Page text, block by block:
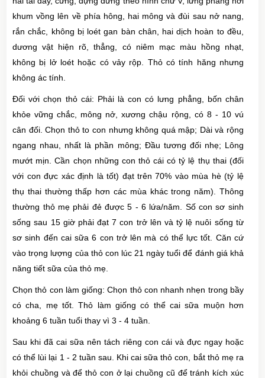
khum vồng lên về phía hông, hai mông và đùi sau nở nang,
rắn chắc, không bị loét gan bàn chân, hai dịch hoàn to đều,
dương vật hiện rõ, thẳng, có niêm mạc màu hồng nhạt,
không bị lở loét hoặc có vảy rộp. Thỏ có tính hăng nhưng
không ác tính.
Đối với chọn thỏ cái: Phải là con có lưng phẳng, bốn chân
khỏe vững chắc, mông nở, xương chậu rộng, có 8 - 10 vú
cân đối. Chọn thỏ to con nhưng không quá mập; Dài và rộng
ngang nhau, nhất là phần mông; Đầu tương đối nhẹ; Lông
mướt mịn. Cần chọn những con thỏ cái có tỷ lệ thụ thai (đối
với con đực xác định là tốt) đạt trên 70% vào mùa hè (tỷ lệ
thụ thai thường thấp hơn các mùa khác trong năm). Thông
thường thỏ mẹ phải đẻ được 5 - 6 lứa/năm. Số con sơ sinh
sống sau 15 giờ phải đạt 7 con trở lên và tỷ lệ nuôi sống từ
sơ sinh đến cai sữa 6 con trở lên mà có thể lực tốt. Căn cứ
vào trọng lượng của thỏ con lúc 21 ngày tuổi để đánh giá khả
năng tiết sữa của thỏ mẹ.
Chọn thỏ con làm giống: Chọn thỏ con nhanh nhẹn trong bầy
có cha, mẹ tốt. Thỏ làm giống có thể cai sữa muộn hơn
khoảng 6 tuần tuổi thay vì 3 - 4 tuần.
Sau khi đã cai sữa nên tách riêng con cái và đực ngay hoặc
có thể lùi lại 1 - 2 tuần sau. Khi cai sữa thỏ con, bắt thỏ mẹ ra
khỏi chuồng và để thỏ con ở lại chuồng cũ để tránh kích xúc